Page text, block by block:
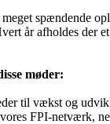
spændende
år afholdes der
møder:
til vækst og
FPI-netværk,